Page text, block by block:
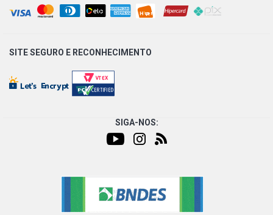
SITE SEGURO E RECONHECIMENTO
SIGA-NOS: